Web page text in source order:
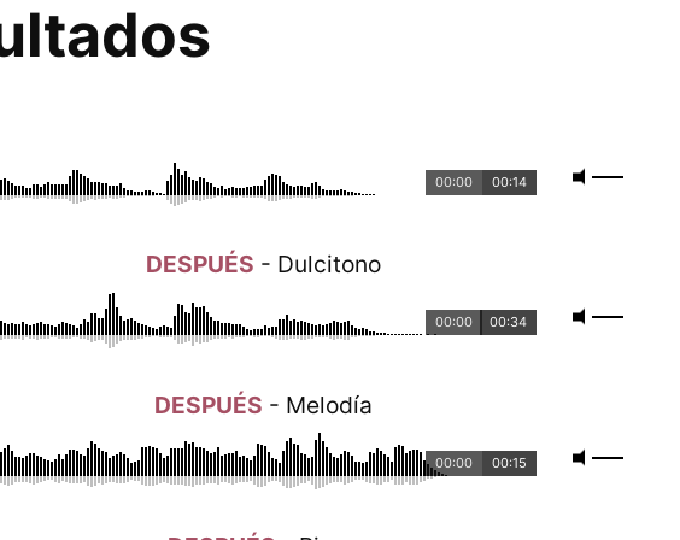
00:14
00:00
DESPUÉS - Dulcitono
00:34
00:00
DESPUÉS - Melodía
00:15
00:00